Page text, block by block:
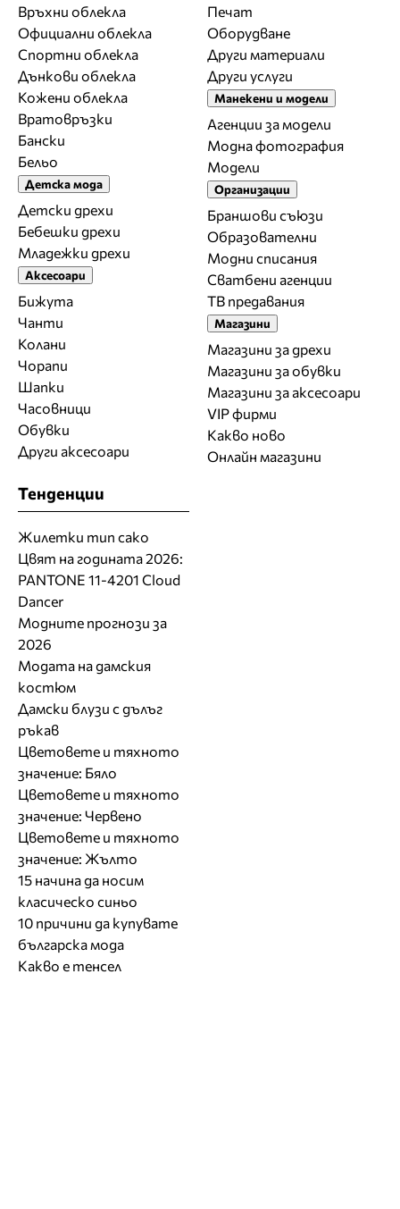
Връхни облекла
Официални облекла
Спортни облекла
Дънкови облекла
Кожени облекла
Вратовръзки
Бански
Бельо
Детска мода
Детски дрехи
Бебешки дрехи
Младежки дрехи
Аксесоари
Бижута
Чанти
Колани
Чорапи
Шапки
Часовници
Обувки
Други аксесоари
Печат
Оборудване
Други материали
Други услуги
Манекени и модели
Агенции за модели
Модна фотография
Модели
Организации
Браншови съюзи
Образователни
Модни списания
Сватбени агенции
ТВ предавания
Магазини
Магазини за дрехи
Магазини за обувки
Магазини за aксесоари
VIP фирми
Какво ново
Онлайн магазини
Тенденции
Жилетки тип сако
Цвят на годината 2026:
PANTONE 11-4201 Cloud
Dancer
Модните прогнози за
2026
Модата на дамския
костюм
Дамски блузи с дълъг
ръкав
Цветовете и тяхното
значение: Бяло
Цветовете и тяхното
значение: Червено
Цветовете и тяхното
значение: Жълто
15 начина да носим
класическо синьо
10 причини да купувате
българска мода
Какво е тенсел